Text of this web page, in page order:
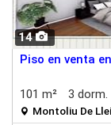
14
Piso en venta
101 m² 3 dorm.
Montoliu De